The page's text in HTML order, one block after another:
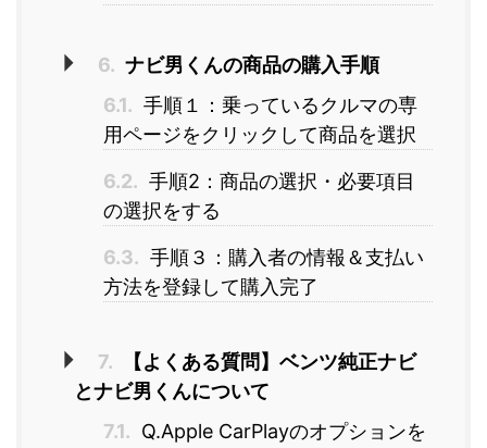
6. ナビ男くんの商品の購入手順
6.1. 手順１：乗っているクルマの専
用ページをクリックして商品を選択
6.2. 手順2：商品の選択・必要項目
の選択をする
6.3. 手順３：購入者の情報＆支払い
方法を登録して購入完了
7.
【よくある質問】ベンツ純正ナビ
とナビ男くんについて
7.1. Q.Apple CarPlayのオプションを